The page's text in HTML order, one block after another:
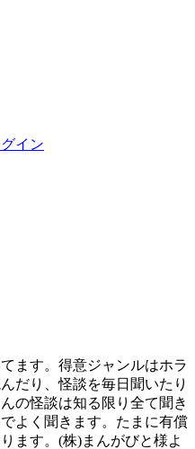
グイン
ます。得意ジャンルはホラ
だり、怪談を毎日聞いたり
の怪談は知る限り全て聞き
よく聞きます。たまに有償
ます。(株)まんがびと様よ